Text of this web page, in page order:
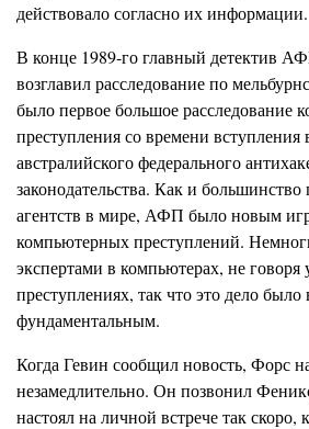
действовало согласно их информации.
В конце 1989-го главный детектив
возглавил расследование по
было первое большое расследование
преступления со времени вступления
австралийского федерального
законодательства. Как и
агентств в мире, АФП было новым
компьютерных преступлений.
экспертами в компьютерах, не
преступлениях, так что это дело
фундаментальным.
Когда Гевин сообщил новость, Форс
незамедлительно. Он позвонил
настоял на личной встрече так